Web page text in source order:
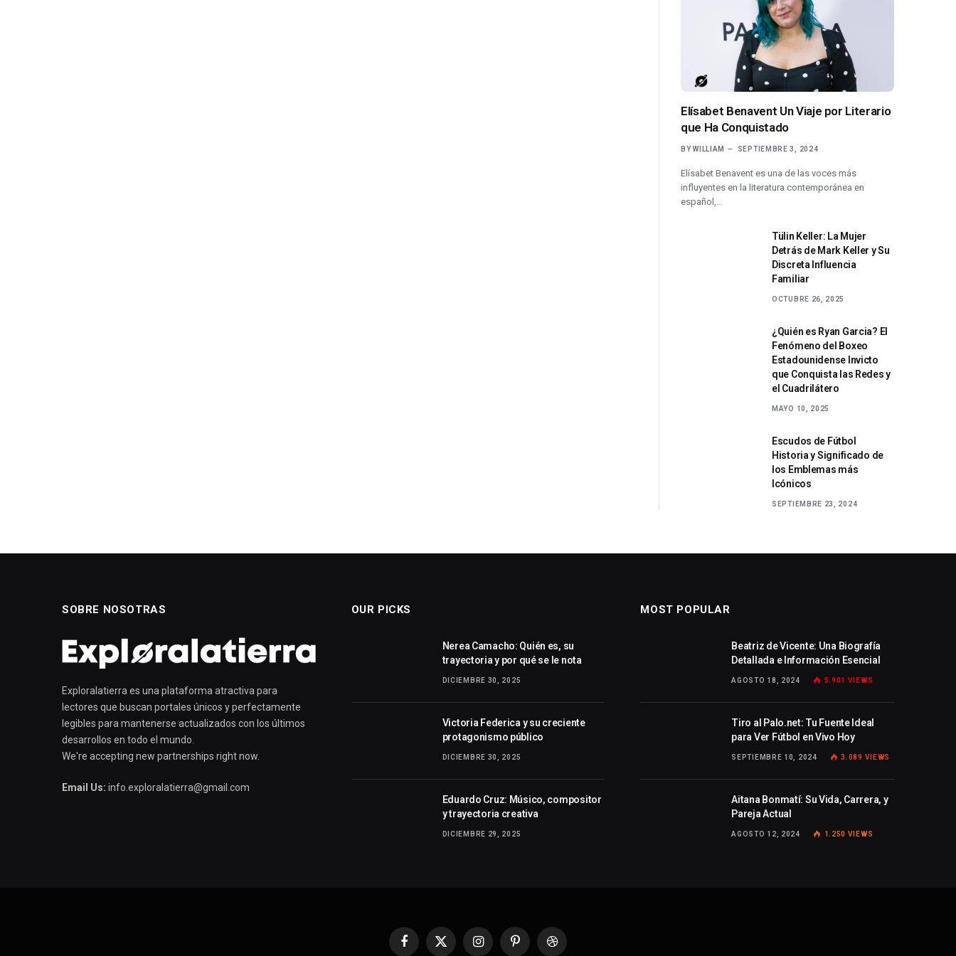
Elísabet Benavent Un Viaje por Literario
que Ha Conquistado
BY WILLIAM SEPTIEMBRE 3, 2024
Elísabet Benavent es una de las voces más
influyentes en la literatura contemporánea en
español,…
Tülin Keller: La Mujer
Detrás de Mark Keller y Su
Discreta Influencia
Familiar
OCTUBRE 26, 2025
¿Quién es Ryan Garcia? El
Fenómeno del Boxeo
Estadounidense Invicto
que Conquista las Redes y
el Cuadrilátero
MAYO 10, 2025
Escudos de Fútbol
Historia y Significado de
los Emblemas más
Icónicos
SEPTIEMBRE 23, 2024
SOBRE NOSOTRAS
Exploralatierra es una plataforma atractiva para
lectores que buscan portales únicos y perfectamente
legibles para mantenerse actualizados con los últimos
desarrollos en todo el mundo.
We're accepting new partnerships right now.
Email Us: info.exploralatierra@gmail.com
OUR PICKS
Nerea Camacho: Quién es, su
trayectoria y por qué se le nota
DICIEMBRE 30, 2025
Victoria Federica y su creciente
protagonismo público
DICIEMBRE 30, 2025
Eduardo Cruz: Músico, compositor
y trayectoria creativa
DICIEMBRE 29, 2025
MOST POPULAR
Beatriz de Vicente: Una Biografía
Detallada e Información Esencial
AGOSTO 18, 2024 5.901 VIEWS
Tiro al Palo.net: Tu Fuente Ideal
para Ver Fútbol en Vivo Hoy
SEPTIEMBRE 10, 2024 3.089 VIEWS
Aitana Bonmatí: Su Vida, Carrera, y
Pareja Actual
AGOSTO 12, 2024 1.250 VIEWS
Facebook
X
InstagramPinterestDribbble